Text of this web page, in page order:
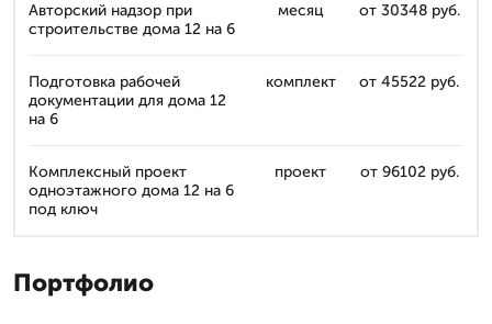
Авторский надзор при
строительстве дома 12 на 6
месяц от 30348 руб.
Подготовка рабочей
документации для дома 12
на 6
комплект от 45522 руб.
Комплексный проект
одноэтажного дома 12 на 6
под ключ
проект от 96102 руб.
Портфолио